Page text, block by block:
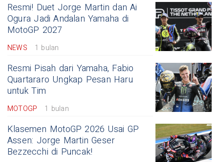
Resmi! Duet Jorge Martin dan Ai
Ogura Jadi Andalan Yamaha di
MotoGP 2027
NEWS 1 bulan
Resmi Pisah dari Yamaha, Fabio
Quartararo Ungkap Pesan Haru
untuk Tim
MOTOGP 1 bulan
Klasemen MotoGP 2026 Usai GP
Assen: Jorge Martin Geser
Bezzecchi di Puncak!